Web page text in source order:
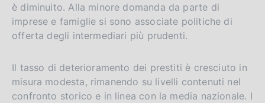
è diminuito. Alla minore domanda da parte di
imprese e famiglie si sono associate politiche di
offerta degli intermediari più prudenti.
Il tasso di deterioramento dei prestiti è cresciuto in
misura modesta, rimanendo su livelli contenuti nel
confronto storico e in linea con la media nazionale. I